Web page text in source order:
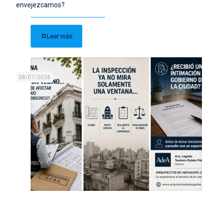
envejezcamos?
Leer más
08/07/2026